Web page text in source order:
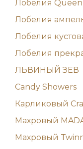
Лобелия Queen
Лобелия
Лобелия
Лобелия
ЛЬВИНЫЙ ЗЕВ
Candy Showers
Карликовый
Махровый
Махровый